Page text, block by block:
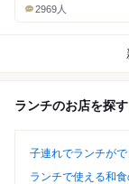
2969人
ランチのお店を探す
子連れでランチが
ランチで使える和